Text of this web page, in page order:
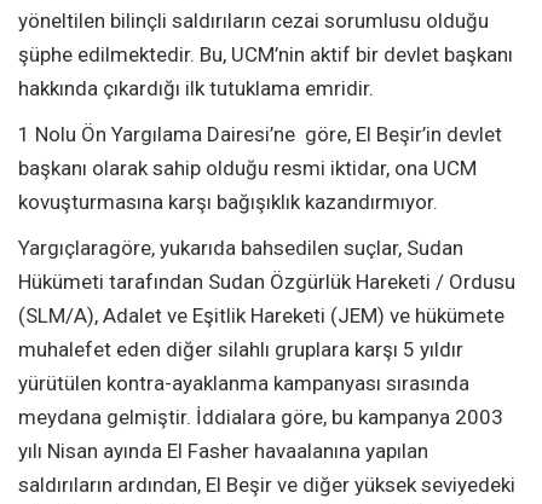
yöneltilen bilinçli saldırıların cezai sorumlusu olduğu
şüphe edilmektedir. Bu, UCM’nin aktif bir devlet başkanı
hakkında çıkardığı ilk tutuklama emridir.
1 Nolu Ön Yargılama Dairesi’ne göre, El Beşir’in devlet
başkanı olarak sahip olduğu resmi iktidar, ona UCM
kovuşturmasına karşı bağışıklık kazandırmıyor.
Yargıçlaragöre, yukarıda bahsedilen suçlar, Sudan
Hükümeti tarafından Sudan Özgürlük Hareketi / Ordusu
(SLM/A), Adalet ve Eşitlik Hareketi (JEM) ve hükümete
muhalefet eden diğer silahlı gruplara karşı 5 yıldır
yürütülen kontra-ayaklanma kampanyası sırasında
meydana gelmiştir. İddialara göre, bu kampanya 2003
yılı Nisan ayında El Fasher havaalanına yapılan
saldırıların ardından, El Beşir ve diğer yüksek seviyedeki